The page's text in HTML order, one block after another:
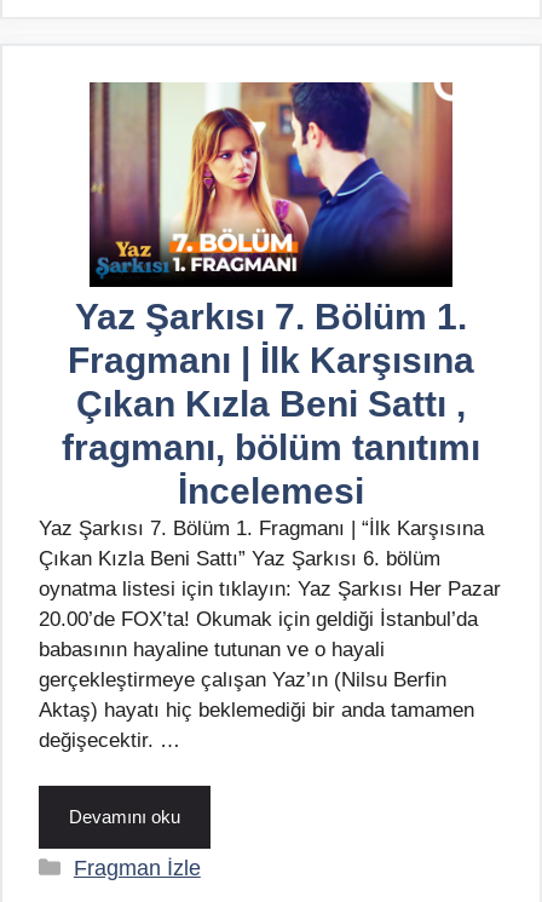
Yaz Şarkısı 7. Bölüm 1.
Fragmanı | İlk Karşısına
Çıkan Kızla Beni Sattı ,
fragmanı, bölüm tanıtımı
İncelemesi
Yaz Şarkısı 7. Bölüm 1. Fragmanı | “İlk Karşısına
Çıkan Kızla Beni Sattı” Yaz Şarkısı 6. bölüm
oynatma listesi için tıklayın: Yaz Şarkısı Her Pazar
20.00’de FOX’ta! Okumak için geldiği İstanbul’da
babasının hayaline tutunan ve o hayali
gerçekleştirmeye çalışan Yaz’ın (Nilsu Berfin
Aktaş) hayatı hiç beklemediği bir anda tamamen
değişecektir. …
Devamını oku
Kategoriler
Fragman İzle